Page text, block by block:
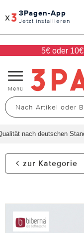
x 3Pagen-App
Jetzt installieren
5€ oder
Navigation
umschalten
Menü
nach deutschen
zur Kategorie